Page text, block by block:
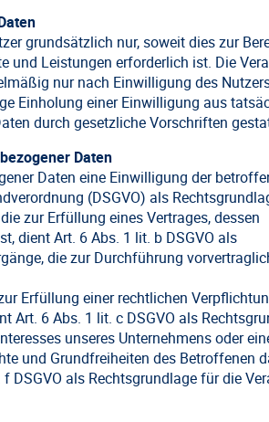
grundsätzlich nur, soweit dies zur
und Leistungen erforderlich ist. Die
nur nach Einwilligung des
Einholung einer Einwilligung aus
durch gesetzliche Vorschriften
Daten
Daten eine Einwilligung der
(DSGVO) als
zur Erfüllung eines Vertrages, dessen
dient Art. 6 Abs. 1 lit. b DSGVO als
die zur Durchführung
Erfüllung einer rechtlichen
Art. 6 Abs. 1 lit. c DSGVO als
unseres Unternehmens oder
und Grundfreiheiten des Betroffenen
DSGVO als Rechtsgrundlage für die